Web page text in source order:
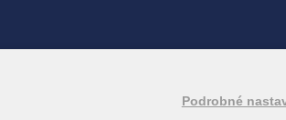
Zpracování osobních údajů
Podrobné